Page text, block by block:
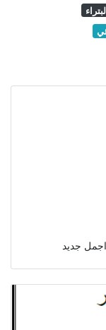
اجمل جديد